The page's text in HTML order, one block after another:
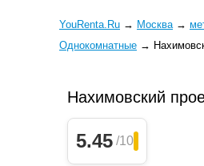
YouRenta.Ru → Москва →
Однокомнатные →
Нахимовский
5.45 /10